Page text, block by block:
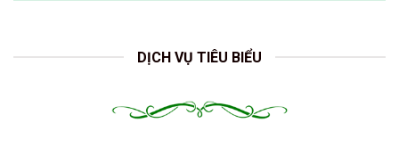
DỊCH VỤ TIÊU BIỂU